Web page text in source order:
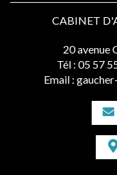
CABINET
20 avenue
Tél : 05 57
Email :